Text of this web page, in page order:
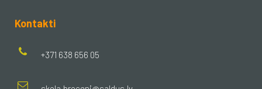
Kontakti
+371 638 656 05